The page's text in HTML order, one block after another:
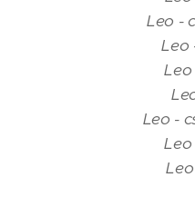
Leo -
Leo
Leo -